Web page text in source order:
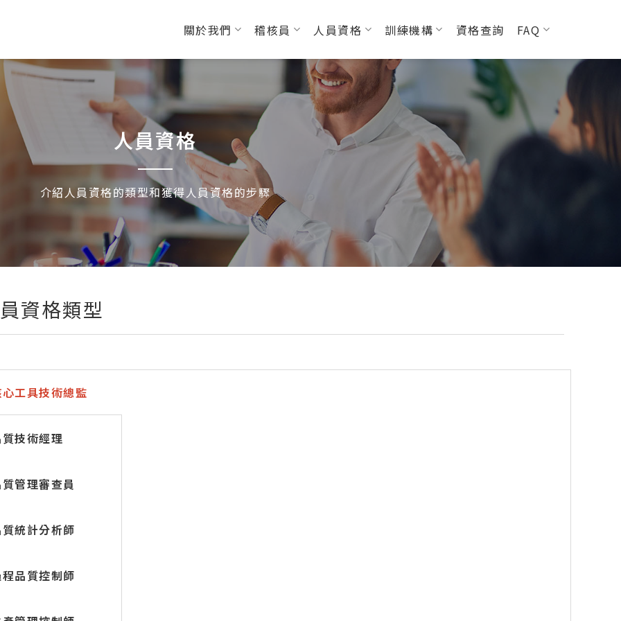
關於我們 稽核員 人員資格 訓練機構 資格查詢 FAQ
人員資格
介紹人員資格的類型和獲得人員資格的步驟
資格類型
工具技術總監
技術經理
管理審查員
統計分析師
品質控制師